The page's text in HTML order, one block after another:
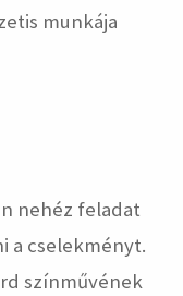
munkája
nehéz feladat
a cselekményt.
színművének